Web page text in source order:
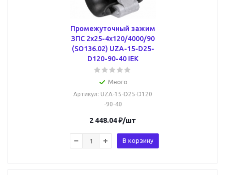
Промежуточный зажим
ЗПС 2х25-4х120/4000/90
(SO136.02) UZA-15-D25-
D120-90-40 IEK
Много
Артикул: UZA-15-D25-D120
-90-40
2 448.04₽/шт
В корзину